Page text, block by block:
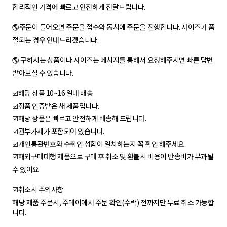
합리적인 가격에 빠르고 안전하게 전달드립니다.
🌎주문이 들어오면 주문을 접수와 동시에 주문을 진행합니다. 사이즈가 품
절되는 경우 안내드리겠습니다.
🌎 구하시는 상품이나 사이즈는 메시지를 통해서 요청해주시면 빠른 답변
받아보실 수 있습니다.
☑️해당 상품 10~16 일내 배송
☑️정품 인증받은 새 제품입니다.
☑️해당 상품은 빠르고 안전하게 배송해 드립니다.
☑️관부가세가 포함되어 있습니다.
☑️개인통관번호와 수취인 성함이 일치하는지 꼭 확인 해주세요.
☑️해외구매대행 제품으로 구매 후 취소 및 환불시 비용이 반송비가 부과될
수 있어요
☑️취소시 주의사항
해당 제품 주문시, 주데이에서 주문 확인(수락) 전까지만 무료 취소 가능합
니다.